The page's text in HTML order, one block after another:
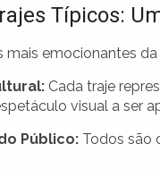
Típicos:
emocionantes da
Cada traje
visual a ser
Público: Todos são